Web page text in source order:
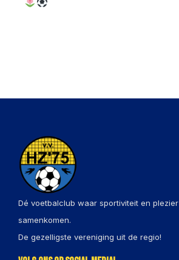
Dé voetbalclub waar sportiviteit en plezier
samenkomen.
De gezelligste vereniging uit de regio!